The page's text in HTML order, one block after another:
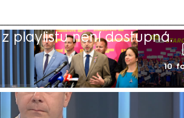
playlistu není dostupná.
10